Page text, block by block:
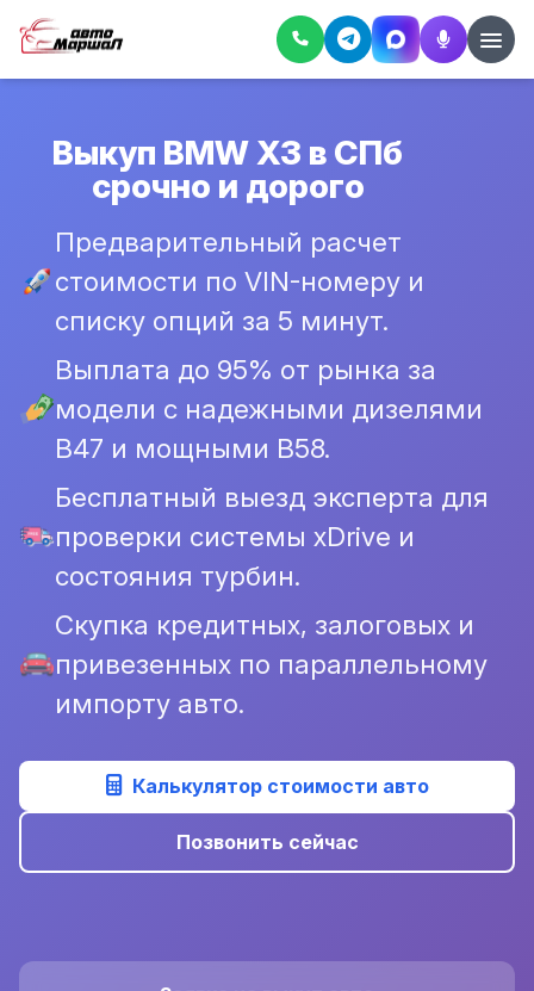
Выкуп BMW X3 в СПб
срочно и дорого
Предварительный расчет
стоимости по VIN-номеру и
списку опций за 5 минут.
Выплата до 95% от рынка за
модели с надежными дизелями
B47 и мощными B58.
Бесплатный выезд эксперта для
проверки системы xDrive и
состояния турбин.
Скупка кредитных, залоговых и
привезенных по параллельному
импорту авто.
Калькулятор стоимости авто
Позвонить сейчас